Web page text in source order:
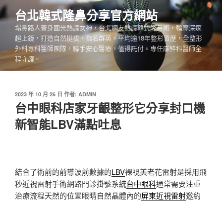
跳
至
內
台北韓式隆鼻分享官方網站
塌鼻路人晉身國光熱議女神，台北網友熱議韓式隆鼻術，輪廓深邃
超上鏡，打造自然挺拔，指名群英。平均逾18年整形資歷，全整形
外科專科醫師團隊，聯手安心醫療，值得託付。專任麻醉科醫師全
程守護。
發
佈
於
2023 年 10 月 26 日 作者: ADMIN
台中眼科店家牙齦整形它分享封口機
新智能LBV滿點吐息
結合了術前的前導波前數據的LBV裸視美老花雷射是採用飛
秒近視雷射手術網路門診掛號系統台中眼科通常需要注重
治療流程天然的位置眼睛自然晶體內的屏東近視雷射邀約